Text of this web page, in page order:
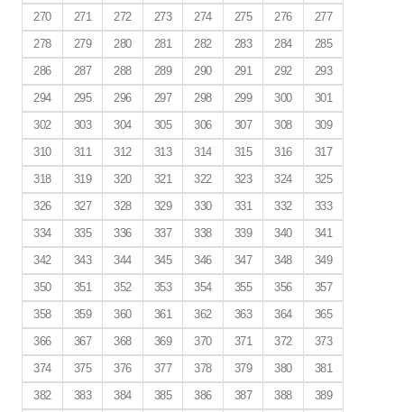
270
271 272 273 274 275 276
277
278
279 280 281 282 283 284
285
286
287 288 289 290 291 292
293
294
295 296 297 298 299 300
301
302
303 304 305 306 307 308
309
310
311 312 313 314 315 316
317
318
319 320 321 322 323 324
325
326
327 328 329 330 331 332
333
334
335 336 337 338 339 340
341
342
343 344 345 346 347 348
349
350
351 352 353 354 355 356
357
358
359 360 361 362 363 364
365
366
367 368 369 370 371 372
373
374
375 376 377 378 379 380
381
382
383 384 385 386 387 388
389